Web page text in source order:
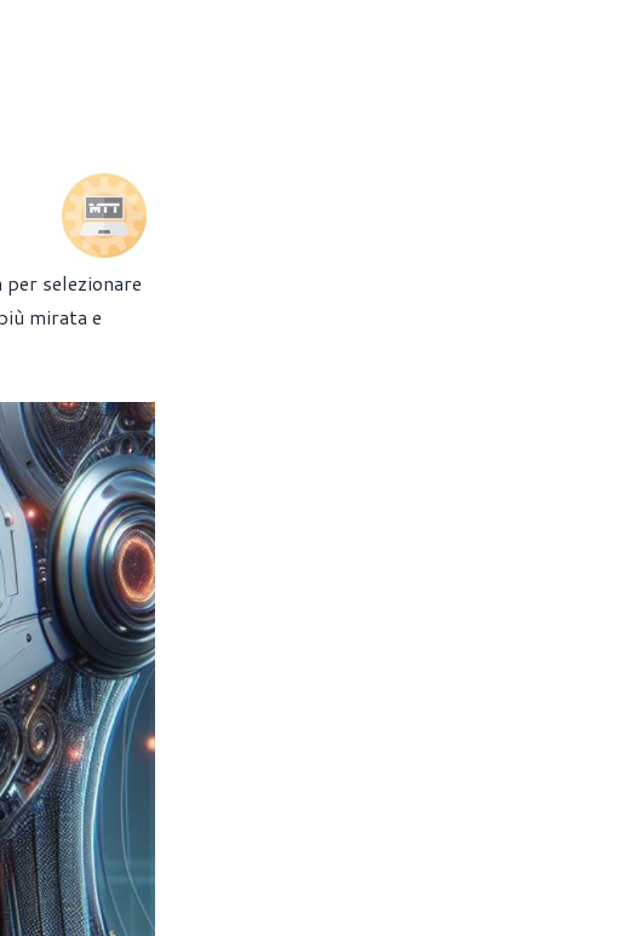
selezionare
mirata e